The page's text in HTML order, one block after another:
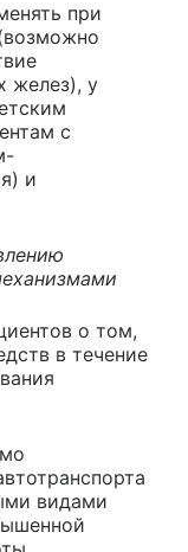
при
желез), у
с
и
о том,
в течение
видами